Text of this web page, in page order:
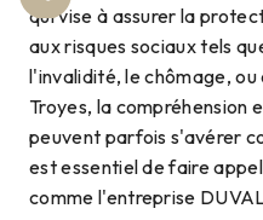
qui vise à assurer la
aux risques sociaux tels
l'invalidité, le chômage, ou
Troyes, la compréhension
peuvent parfois s'avérer
est essentiel de faire
comme l'entreprise